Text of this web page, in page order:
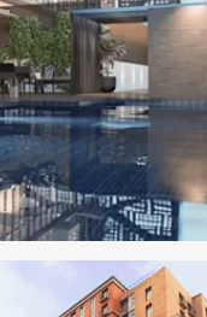
APARTAMENTO
Q 1,400,000
Cuotas desde Q 9,019*
CENTRICO MADRID
CENTRICO
2 dormitorios 1 baño